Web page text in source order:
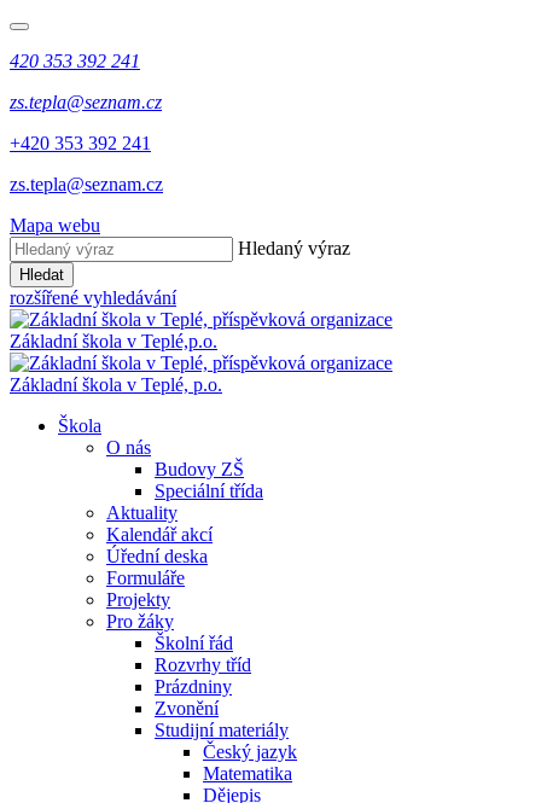
420 353 392 241
zs.tepla@seznam.cz
+420 353 392 241
zs.tepla@seznam.cz
Mapa webu
Hledaný výraz
Hledat
rozšířené vyhledávání
Základní škola v Teplé,p.o.
Základní škola v Teplé, p.o.
Škola
O nás
Budovy ZŠ
Speciální třída
Aktuality
Kalendář akcí
Úřední deska
Formuláře
Projekty
Pro žáky
Školní řád
Rozvrhy tříd
Prázdniny
Zvonění
Studijní materiály
Český jazyk
Matematika
Dějepis